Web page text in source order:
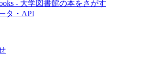
- 大学図書館の本をさがす
タ・API